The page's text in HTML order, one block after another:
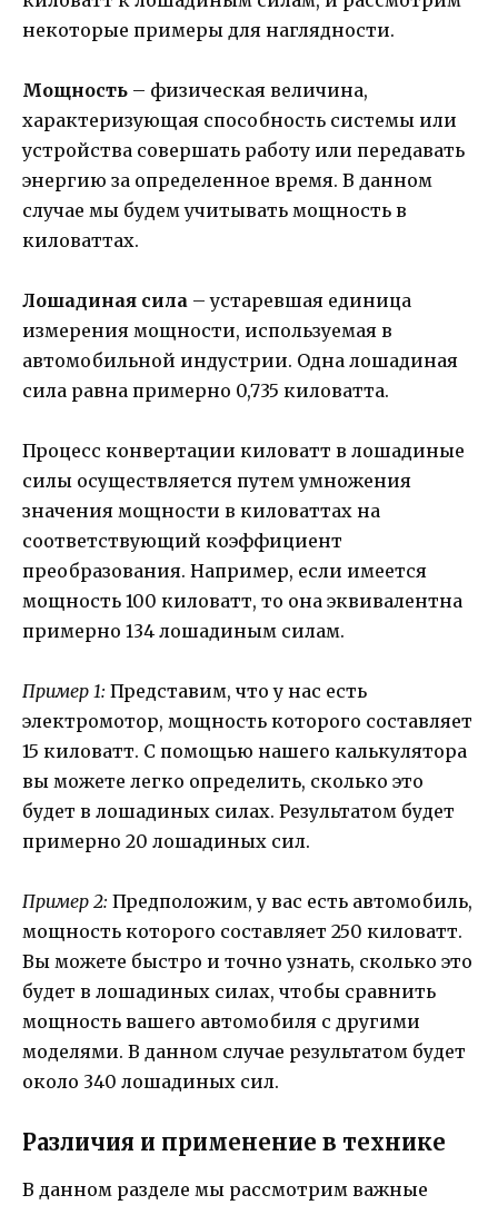
некоторые примеры для наглядности.
Мощность – физическая величина,
характеризующая способность системы или
устройства совершать работу или передавать
энергию за определенное время. В данном
случае мы будем учитывать мощность в
киловаттах.
Лошадиная сила – устаревшая единица
измерения мощности, используемая в
автомобильной индустрии. Одна лошадиная
сила равна примерно 0,735 киловатта.
Процесс конвертации киловатт в лошадиные
силы осуществляется путем умножения
значения мощности в киловаттах на
соответствующий коэффициент
преобразования. Например, если имеется
мощность 100 киловатт, то она эквивалентна
примерно 134 лошадиным силам.
Пример 1: Представим, что у нас есть
электромотор, мощность которого составляет
15 киловатт. С помощью нашего калькулятора
вы можете легко определить, сколько это
будет в лошадиных силах. Результатом будет
примерно 20 лошадиных сил.
Пример 2: Предположим, у вас есть автомобиль,
мощность которого составляет 250 киловатт.
Вы можете быстро и точно узнать, сколько это
будет в лошадиных силах, чтобы сравнить
мощность вашего автомобиля с другими
моделями. В данном случае результатом будет
около 340 лошадиных сил.
Различия и применение в технике
В данном разделе мы рассмотрим важные